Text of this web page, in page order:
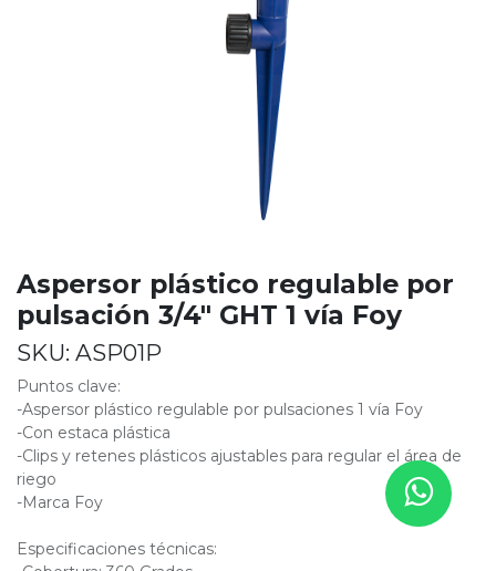
Aspersor plástico regulable por
pulsación 3/4" GHT 1 vía Foy
SKU: ASP01P
Puntos clave:
-Aspersor plástico regulable por pulsaciones 1 vía Foy
-Con estaca plástica
-Clips y retenes plásticos ajustables para regular el área de
riego
-Marca Foy
Especificaciones técnicas: